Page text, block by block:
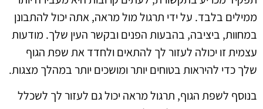
ממילים בלבד. על ידי תרגול מול מראה, אתה יכול להתבונן
במחוות, ביציבה, בהבעות הפנים ובקשר העין שלך. מודעות
עצמית זו יכולה לעזור לך להתאים ולחדד את שפת הגוף
שלך כדי להיראות בטוחים יותר ומושכים יותר במהלך מצגות.
בנוסף לשפת הגוף, תרגול מראה יכול גם לעזור לך לשכלל